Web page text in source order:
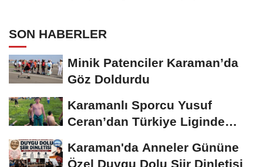
SON HABERLER
Minik Patenciler Karaman’da
Göz Doldurdu
Karamanlı Sporcu Yusuf
Ceran’dan Türkiye Liginde
Karaman'da Anneler Gününe
Özel Duygu Dolu Şiir Dinletisi